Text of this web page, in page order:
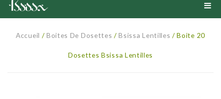
Accueil
Accueil / Boites De Dosettes / Bsissa Lentilles / Boite 20
Dosettes Bsissa Lentilles